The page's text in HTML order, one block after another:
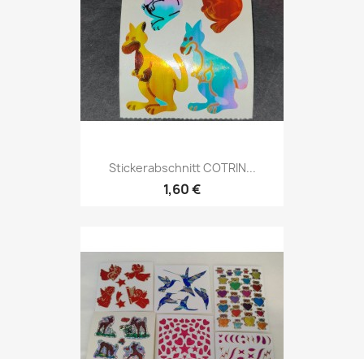
Stickerabschnitt COTRIN...
1,60 €